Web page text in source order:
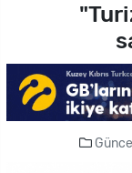
Güncel